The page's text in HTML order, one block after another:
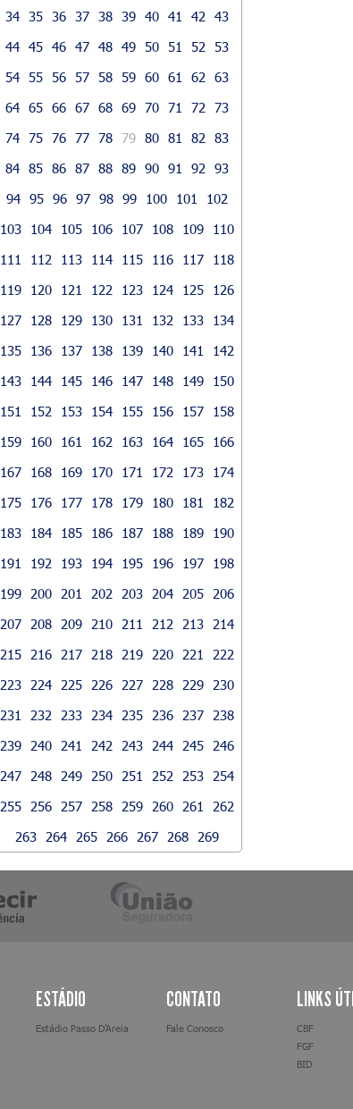
34 35 36 37 38 39 40 41 42
43
44 45 46 47 48 49 50 51 52
53
54 55 56 57 58 59 60 61 62
63
64 65 66 67 68 69 70 71 72
73
74 75 76 77 78 79 80 81 82
83
84 85 86 87 88 89 90 91 92
93
94 95 96 97 98 99 100 101
102
103
104 105 106 107 108 109
110
111
112 113 114 115 116 117
118
119
120 121 122 123 124 125
126
127
128 129 130 131 132 133
134
135
136 137 138 139 140 141
142
143
144 145 146 147 148 149
150
151
152 153 154 155 156 157
158
159
160 161 162 163 164 165
166
167
168 169 170 171 172 173
174
175
176 177 178 179 180 181
182
183
184 185 186 187 188 189
190
191
192 193 194 195 196 197
198
199
200 201 202 203 204 205
206
207
208 209 210 211 212 213
214
215
216 217 218 219 220 221
222
223
224 225 226 227 228 229
230
231
232 233 234 235 236 237
238
239
240 241 242 243 244 245
246
247
248 249 250 251 252 253
254
255
256 257 258 259 260 261
262
263
264 265 266 267 268 269
ESTÁDIO
Estádio Passo D’Areia
CONTATO
Fale Conosco
LINKS
CBF
FGF
BID